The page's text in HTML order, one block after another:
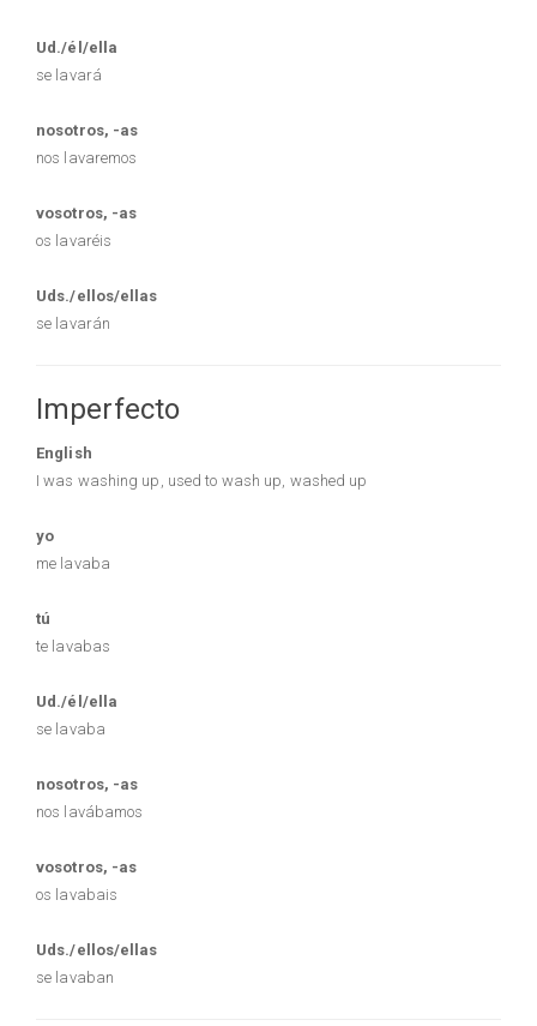
Ud./él/ella
se lavará
nosotros, -as
nos lavaremos
vosotros, -as
os lavaréis
Uds./ellos/ellas
se lavarán
Imperfecto
English
I was washing up, used to wash up, washed up
yo
me lavaba
tú
te lavabas
Ud./él/ella
se lavaba
nosotros, -as
nos lavábamos
vosotros, -as
os lavabais
Uds./ellos/ellas
se lavaban